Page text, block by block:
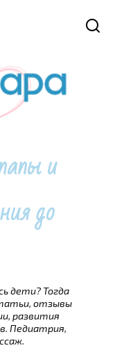
и
до
дети? Тогда
отзывы
развития
Педиатрия,